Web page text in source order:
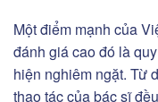
Một điểm mạnh của
đánh giá cao đó là
hiện nghiêm ngặt. Từ
thao tác của bác sĩ